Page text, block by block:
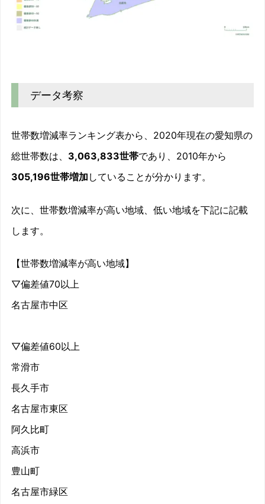
データ考察
世帯数増減率ランキング表から、2020年現在の愛知県の
総世帯数は、 3,063,833世帯であり、2010年から
305,196世帯増加 していることが分かります。
次に、世帯数増減率が高い地域、低い地域を下記に記載
します。
【世帯数増減率が高い地域】
▽偏差値70以上
名古屋市中区
▽偏差値60以上
常滑市
長久手市
名古屋市東区
阿久比町
高浜市
豊山町
名古屋市緑区